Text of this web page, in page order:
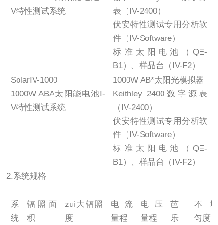
V特性测试系统
表（IV-2400）
伏安特性测试专用分析软
件（IV-Software）
标准太阳电池（QE-
B1）、样品台（IV-F2）
SolarIV-1000
1000W ABA太阳能电池I-
V特性测试系统
1000W AB*太阳光模拟器
Keithley 2400数字源表
（IV-2400）
伏安特性测试专用分析软
件（IV-Software）
标准太阳电池（QE-
B1）、样品台（IV-F2）
2.系统规格
系
统
辐照面
积
zui大辐照
度
电流
量程
电压
量程
芭
乐
不均
匀度